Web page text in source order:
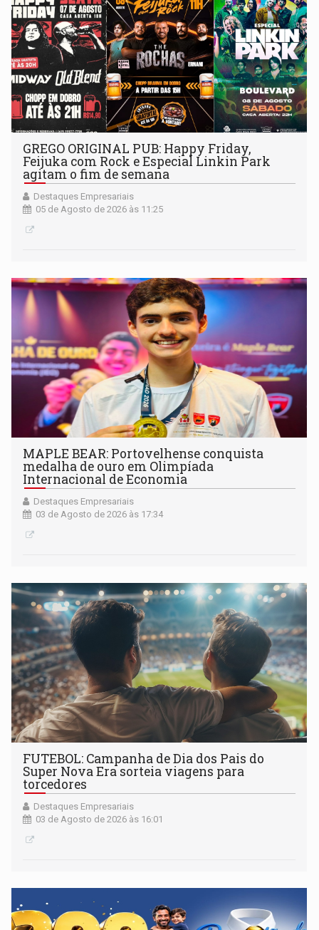
GREGO ORIGINAL PUB: Happy Friday,
Feijuka com Rock e Especial Linkin Park
agitam o fim de semana
Destaques Empresariais
05 de Agosto de 2026 às 11:25
MAPLE BEAR: Portovelhense conquista
medalha de ouro em Olimpíada
Internacional de Economia
Destaques Empresariais
03 de Agosto de 2026 às 17:34
FUTEBOL: Campanha de Dia dos Pais do
Super Nova Era sorteia viagens para
torcedores
Destaques Empresariais
03 de Agosto de 2026 às 16:01